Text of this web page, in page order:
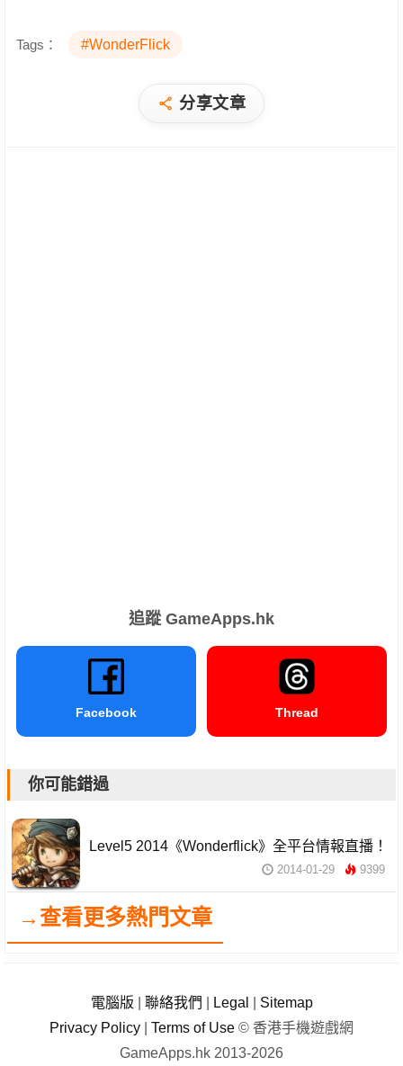
Tags： #WonderFlick
分享文章
追蹤 GameApps.hk
Facebook Thread
你可能錯過
Level5 2014《Wonderflick》全平台情報直播！
2014-01-29 9399
→查看更多熱門文章
電腦版 聯絡我們 Legal
Sitemap
Privacy Policy
Terms of Use © 香港手機遊戲網
GameApps.hk 2013-2026